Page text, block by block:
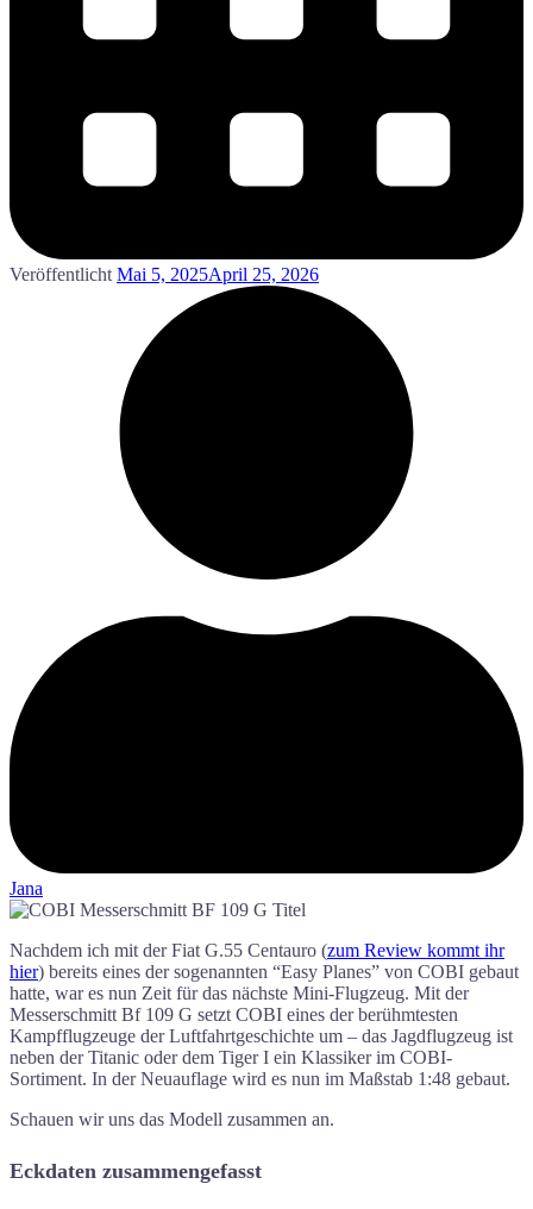
Veröffentlicht Mai 5, 2025April 25, 2026
Jana
Nachdem ich mit der Fiat G.55 Centauro (zum Review kommt ihr
hier) bereits eines der sogenannten “Easy Planes” von COBI gebaut
hatte, war es nun Zeit für das nächste Mini-Flugzeug. Mit der
Messerschmitt Bf 109 G setzt COBI eines der berühmtesten
Kampfflugzeuge der Luftfahrtgeschichte um – das Jagdflugzeug ist
neben der Titanic oder dem Tiger I ein Klassiker im COBI-
Sortiment. In der Neuauflage wird es nun im Maßstab 1:48 gebaut.
Schauen wir uns das Modell zusammen an.
Eckdaten zusammengefasst